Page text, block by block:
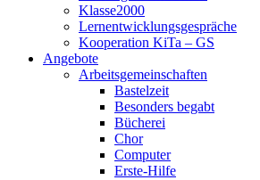
Klasse2000
Lernentwicklungsgespräche
Kooperation KiTa – GS
Angebote
Arbeitsgemeinschaften
Bastelzeit
Besonders begabt
Bücherei
Chor
Computer
Erste-Hilfe